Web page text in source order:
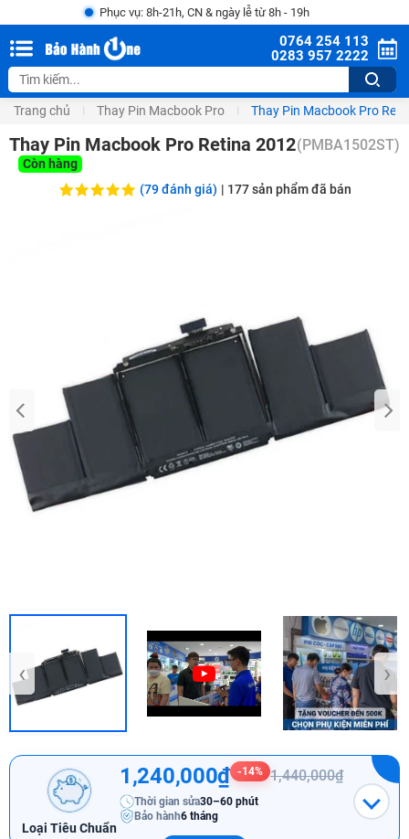
Phục vụ: 8h-21h, CN & ngày lễ từ 8h - 19h
0764 254 113
0283 957 2222
Trang chủ Thay Pin Macbook Pro Thay Pin Macbook Pro
Thay Pin Macbook Pro Retina 2012(PMBA1502ST)
Còn hàng
(79 đánh giá) | 177sản phẩm đã bán
‹ ›
Loại Tiêu Chuẩn
1,240,000₫ -14% 1,440,000₫
Thời gian sửa30–60 phút
Bảo hành6 tháng